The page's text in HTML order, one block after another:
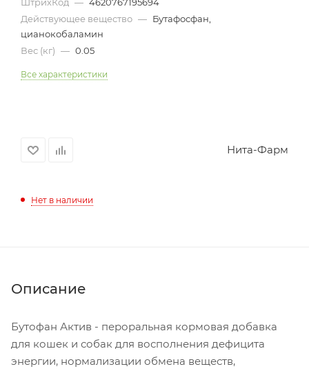
Действующее вещество — Бутафосфан,
цианокобаламин
Вес (кг) — 0.05
Все характеристики
Нита-Фарм
Нет в наличии
Описание
Бутофан Актив - пероральная кормовая добавка
для кошек и собак для восполнения дефицита
энергии, нормализации обмена веществ,